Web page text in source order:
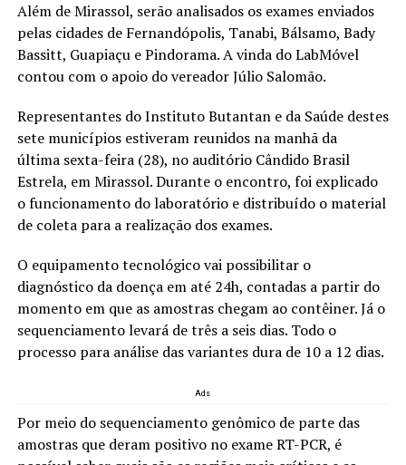
Além de Mirassol, serão analisados os exames enviados
pelas cidades de Fernandópolis, Tanabi, Bálsamo, Bady
Bassitt, Guapiaçu e Pindorama. A vinda do LabMóvel
contou com o apoio do vereador Júlio Salomão.
Representantes do Instituto Butantan e da Saúde destes
sete municípios estiveram reunidos na manhã da
última sexta-feira (28), no auditório Cândido Brasil
Estrela, em Mirassol. Durante o encontro, foi explicado
o funcionamento do laboratório e distribuído o material
de coleta para a realização dos exames.
O equipamento tecnológico vai possibilitar o
diagnóstico da doença em até 24h, contadas a partir do
momento em que as amostras chegam ao contêiner. Já o
sequenciamento levará de três a seis dias. Todo o
processo para análise das variantes dura de 10 a 12 dias.
Ads
Por meio do sequenciamento genômico de parte das
amostras que deram positivo no exame RT-PCR, é